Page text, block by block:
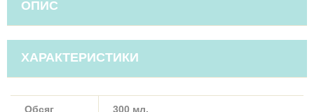
ОПИС
ХАРАКТЕРИСТИКИ
Обсяг 300 мл.